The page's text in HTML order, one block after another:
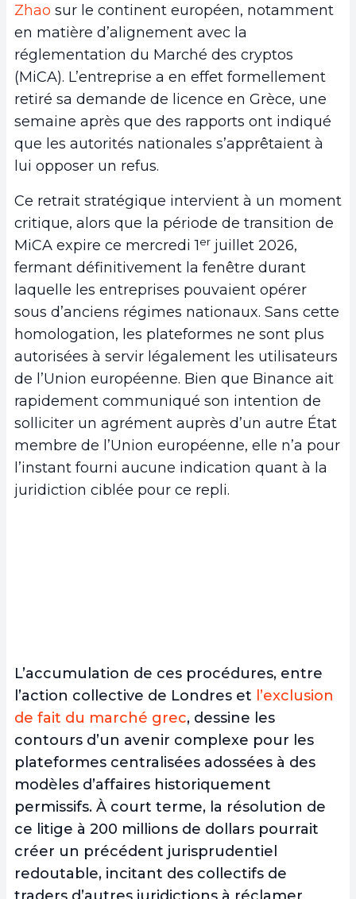
Zhao sur le continent européen, notamment
en matière d’alignement avec la
réglementation du Marché des cryptos
(MiCA). L’entreprise a en effet formellement
retiré sa demande de licence en Grèce, une
semaine après que des rapports ont indiqué
que les autorités nationales s’apprêtaient à
lui opposer un refus.
Ce retrait stratégique intervient à un moment
critique, alors que la période de transition de
MiCA expire ce mercredi 1er juillet 2026,
fermant définitivement la fenêtre durant
laquelle les entreprises pouvaient opérer
sous d’anciens régimes nationaux. Sans cette
homologation, les plateformes ne sont plus
autorisées à servir légalement les utilisateurs
de l’Union européenne. Bien que Binance ait
rapidement communiqué son intention de
solliciter un agrément auprès d’un autre État
membre de l’Union européenne, elle n’a pour
l’instant fourni aucune indication quant à la
juridiction ciblée pour ce repli.
L’accumulation de ces procédures, entre
l’action collective de Londres et l’exclusion
de fait du marché grec, dessine les
contours d’un avenir complexe pour les
plateformes centralisées adossées à des
modèles d’affaires historiquement
permissifs. À court terme, la résolution de
ce litige à 200 millions de dollars pourrait
créer un précédent jurisprudentiel
redoutable, incitant des collectifs de